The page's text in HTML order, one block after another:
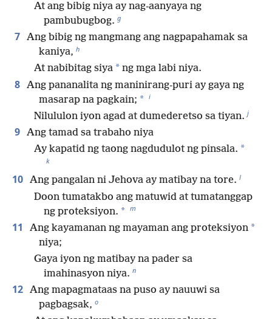
At ang bibig niya ay nag-aanyaya ng
pambubugbog. g
7 Ang bibig ng mangmang ang nagpapahamak sa
kaniya, h
At nabibitag siya * ng mga labi niya.
8 Ang pananalita ng maninirang-puri ay gaya ng
masarap na pagkain; * i
Nilululon iyon agad at dumederetso sa tiyan. j
9 Ang tamad sa trabaho niya
Ay kapatid ng taong nagdudulot ng pinsala. *
k
10 Ang pangalan ni Jehova ay matibay na tore. l
Doon tumatakbo ang matuwid at tumatanggap
ng proteksiyon. * m
11 Ang kayamanan ng mayaman ang proteksiyon *
niya;
Gaya iyon ng matibay na pader sa
imahinasyon niya. n
12 Ang mapagmataas na puso ay nauuwi sa
pagbagsak, o